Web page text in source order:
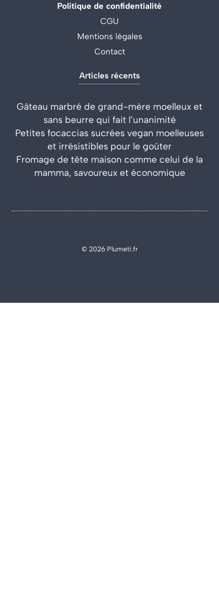
Politique de confidentialité
CGU
Mentions légales
Contact
Articles récents
Gâteau marbré de grand-mère moelleux et
sans beurre qui fait l’unanimité
Petites focaccias sucrées vegan moelleuses
et irrésistibles pour le goûter
Fromage de tête maison comme celui de la
mamma, savoureux et économique
© 2026 Plumeti.fr